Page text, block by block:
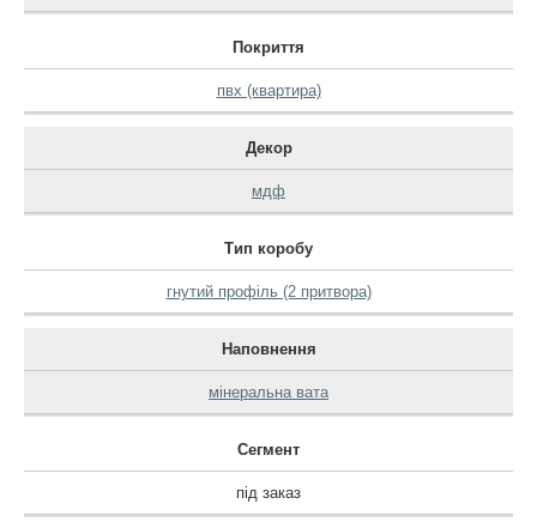
Покриття
пвх (квартира)
Декор
мдф
Тип коробу
гнутий профіль (2 притвора)
Наповнення
мінеральна вата
Сегмент
під заказ